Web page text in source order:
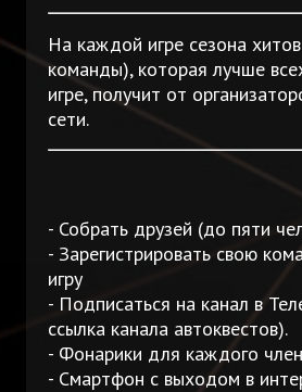
На каждой игре сезона
команды), которая лучше
игре, получит от
сети.
- Собрать друзей (до пяти
- Зарегистрировать свою
игру
- Подписаться на канал в
ссылка канала автоквестов).
- Фонарики для каждого
- Смартфон с выходом в